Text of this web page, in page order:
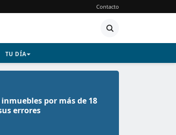
Contacto
TU DÍA
por más de 18
errores